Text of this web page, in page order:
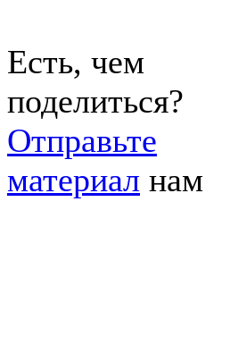
Есть, чем
поделиться?
Отправьте
материал нам